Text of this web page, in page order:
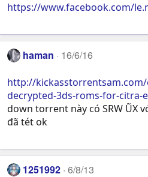
https://www.facebook.com/
haman 16/6/16
http://
decrypted-3ds-roms-for-citra-
down torrent này có SRW ŨX
đã tét ok
1251992 6/8/13